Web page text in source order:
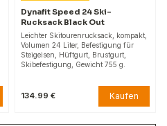
Dynafit Speed 24 Ski-
Rucksack Black Out
Leichter Skitourenrucksack, kompakt,
Volumen 24 Liter, Befestigung für
Steigeisen, Hüftgurt, Brustgurt,
Skibefestigung, Gewicht 755 g.
134.99 € Kaufen